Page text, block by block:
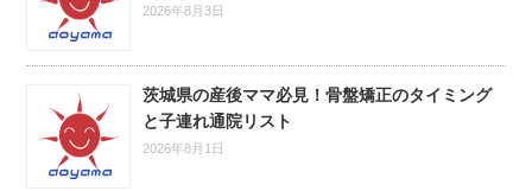
2026年8月3日
茨城県の産後ママ必見！骨盤矯正のタイミング
と子連れ通院リスト
2026年8月1日